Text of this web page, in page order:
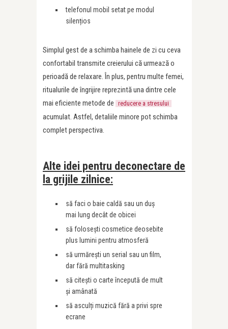
telefonul mobil setat pe modul
silențios
Simplul gest de a schimba hainele de zi cu ceva
confortabil transmite creierului că urmează o
perioadă de relaxare. În plus, pentru multe femei,
ritualurile de îngrijire reprezintă una dintre cele
mai eficiente metode de
reducere a stresului
acumulat. Astfel, detaliile minore pot schimba
complet perspectiva.
Alte idei pentru deconectare de
la grijile zilnice:
să faci o baie caldă sau un duș
mai lung decât de obicei
să folosești cosmetice deosebite
plus lumini pentru atmosferă
să urmărești un serial sau un film,
dar fără multitasking
să citești o carte începută de mult
și amânată
să asculți muzică fără a privi spre
ecrane